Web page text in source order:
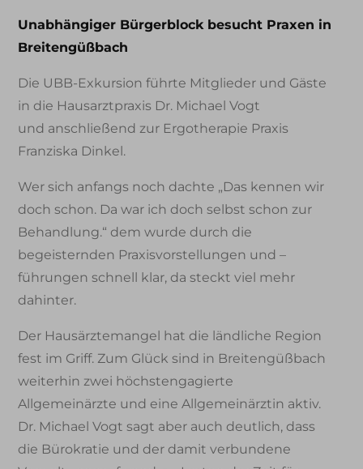
Unabhängiger Bürgerblock besucht Praxen in
Breitengüßbach
Die UBB-Exkursion führte Mitglieder und Gäste
in die Hausarztpraxis Dr. Michael Vogt
und anschließend zur Ergotherapie Praxis
Franziska Dinkel.
Wer sich anfangs noch dachte „Das kennen wir
doch schon. Da war ich doch selbst schon zur
Behandlung.“ dem wurde durch die
begeisternden Praxisvorstellungen und –
führungen schnell klar, da steckt viel mehr
dahinter.
Der Hausärztemangel hat die ländliche Region
fest im Griff. Zum Glück sind in Breitengüßbach
weiterhin zwei höchstengagierte
Allgemeinärzte und eine Allgemeinärztin aktiv.
Dr. Michael Vogt sagt aber auch deutlich, dass
die Bürokratie und der damit verbundene